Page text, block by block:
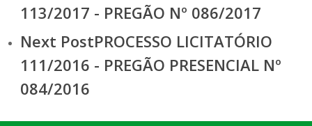
113/2017 - PREGÃO Nº 086/2017
Next PostPROCESSO LICITATÓRIO
111/2016 - PREGÃO PRESENCIAL Nº
084/2016